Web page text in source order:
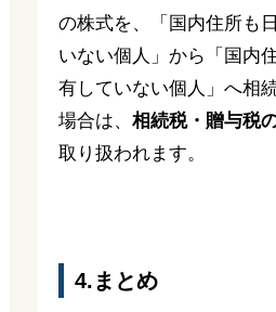
の株式を、「国内住所も
いない個人」から「国内
有していない個人」へ相
場合は、 相続税・贈与税
取り扱われます。
4.まとめ